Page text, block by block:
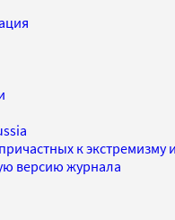
к
версию журнала